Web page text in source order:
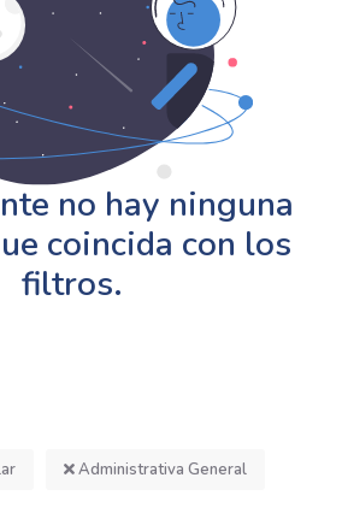
Administrativa General
no hay ninguna
coincida con los
filtros.